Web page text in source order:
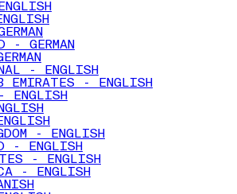
- GERMAN
- ENGLISH
EMIRATES - ENGLISH
ENGLISH
- ENGLISH
- ENGLISH
- ENGLISH
- ENGLISH